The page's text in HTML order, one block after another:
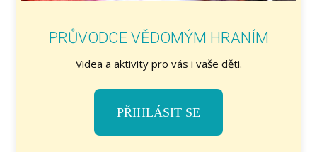
PRŮVODCE VĚDOMÝM HRANÍM
Videa a aktivity pro vás i vaše děti.
PŘIHLÁSIT SE